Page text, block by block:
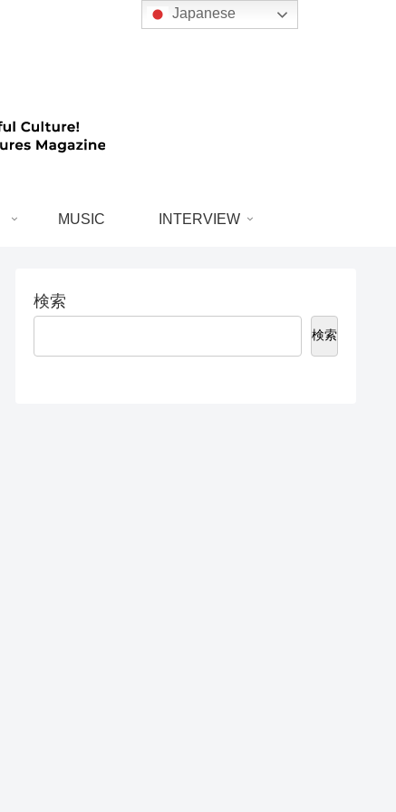
MUSIC INTERVIEW
検索
検索
Japanese